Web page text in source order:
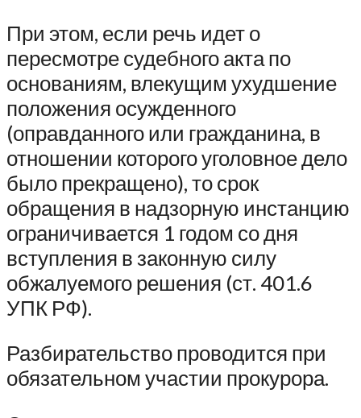
При этом, если речь идет о
пересмотре судебного акта по
основаниям, влекущим ухудшение
положения осужденного
(оправданного или гражданина, в
отношении которого уголовное дело
было прекращено), то срок
обращения в надзорную инстанцию
ограничивается 1 годом со дня
вступления в законную силу
обжалуемого решения (ст. 401.6
УПК РФ).
Разбирательство проводится при
обязательном участии прокурора.